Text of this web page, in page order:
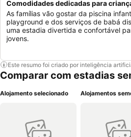
Comodidades dedicadas para
As famílias vão gostar da piscina
playground e dos serviços de babá
uma estadia divertida e confortável
jovens.
Este resumo foi criado por inteligência
Comparar com estadias
Alojamento selecionado Alojamentos